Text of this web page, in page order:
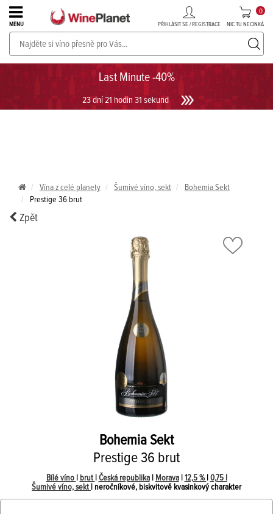
Last Minute -40%
23 dní 21 hodin 31 sekund
MENU PŘIHLÁSIT SE / REGISTRACE NIC TU NECINKÁ
0
PROSECCO v akci až do -30%!UKÁZAT PROSECCO
Vína z celé planety Šumivé víno, sekt
Bohemia Sekt
Prestige 36 brut
Zpět
Bohemia Sekt
Prestige 36 brut
Bílé víno brut Česká republika| Morava| 12,5 % 0,75 l
Šumivé víno, sekt
| neročníkové, biskvitově kvasinkový charakter